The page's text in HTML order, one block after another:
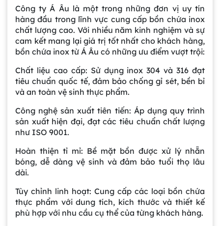
Công ty Á Âu là một trong những đơn vị uy tín
hàng đầu trong lĩnh vực cung cấp bồn chứa inox
chất lượng cao. Với nhiều năm kinh nghiệm và sự
cam kết mang lại giá trị tốt nhất cho khách hàng,
bồn chứa inox từ Á Âu có những ưu điểm vượt trội:
Chất liệu cao cấp: Sử dụng inox 304 và 316 đạt
tiêu chuẩn quốc tế, đảm bảo chống gỉ sét, bền bỉ
và an toàn vệ sinh thực phẩm.
Công nghệ sản xuất tiên tiến: Áp dụng quy trình
sản xuất hiện đại, đạt các tiêu chuẩn chất lượng
như ISO 9001.
Hoàn thiện tỉ mỉ: Bề mặt bồn được xử lý nhẵn
bóng, dễ dàng vệ sinh và đảm bảo tuổi thọ lâu
dài.
Tùy chỉnh linh hoạt: Cung cấp các loại bồn chứa
thực phẩm với dung tích, kích thước và thiết kế
phù hợp với nhu cầu cụ thể của từng khách hàng.